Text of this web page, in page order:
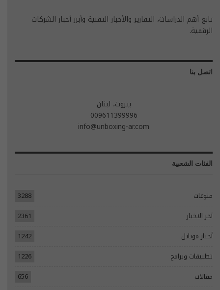
تابع أهم الدراسات، التقارير والأخبار التقنية وأبرز أخبار الشركات
الرقمية.
اتصل بنا
بيروت، لبنان
009611399996
info@unboxing-ar.com
الفئات الشعبية
منوعات
3288
آخر الاخبار
2361
أخبار موبايل
1242
تطبيقات وبرامج
1226
مقالات
656